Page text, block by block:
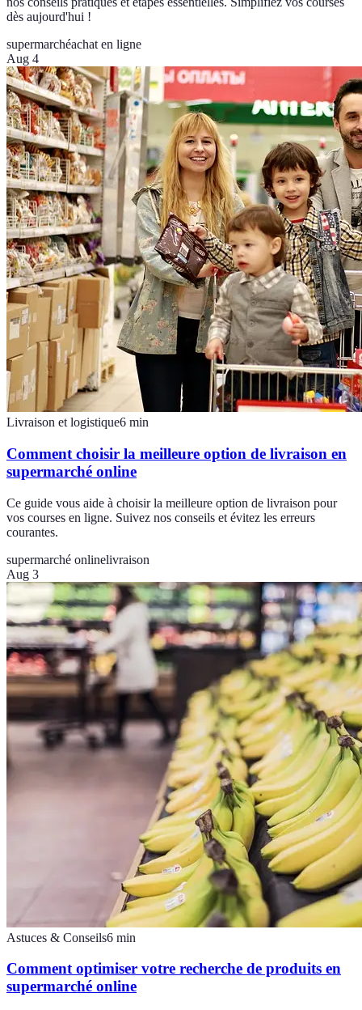
dès aujourd'hui !
supermarchéachat en ligne
Aug 4
Livraison et logistique6 min
Comment choisir la meilleure option de livraison en
supermarché online
Ce guide vous aide à choisir la meilleure option de livraison pour
vos courses en ligne. Suivez nos conseils et évitez les erreurs
courantes.
supermarché onlinelivraison
Aug 3
Astuces & Conseils6 min
Comment optimiser votre recherche de produits en
supermarché online